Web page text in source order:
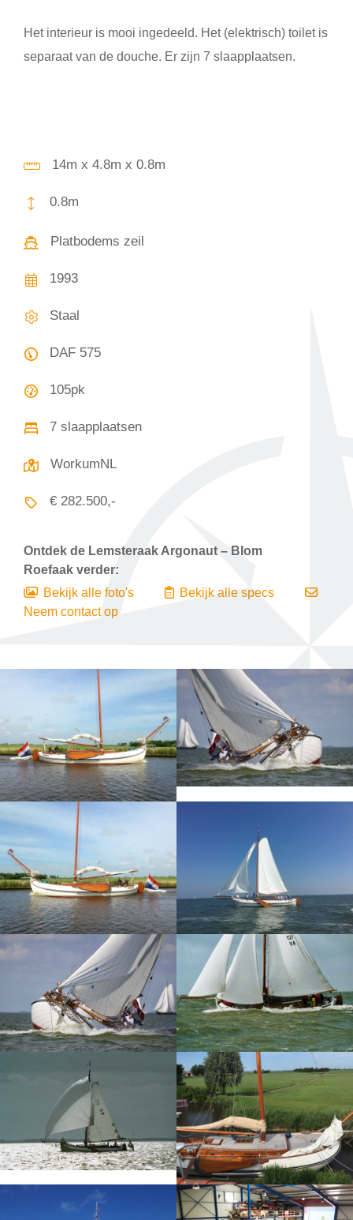
Het interieur is mooi ingedeeld. Het (elektrisch) toilet is
separaat van de douche. Er zijn 7 slaapplaatsen.
14m x 4.8m x 0.8m
0.8m
Platbodems zeil
1993
Staal
DAF 575
105pk
7 slaapplaatsen
WorkumNL
€ 282.500,-
Ontdek de Lemsteraak Argonaut – Blom
Roefaak verder:
Bekijk alle foto's
Bekijk alle specs
Neem contact op